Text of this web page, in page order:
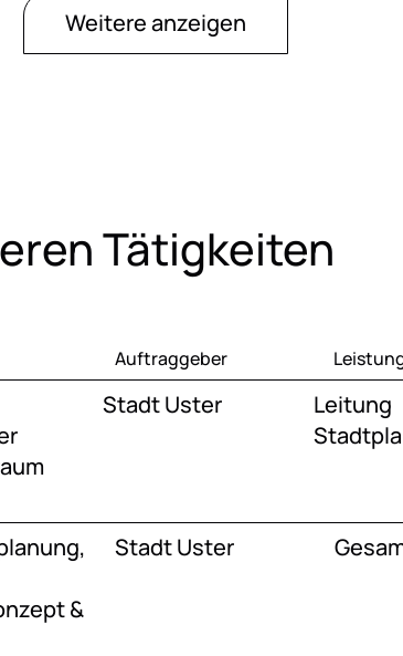
Weitere anzeigen
Tätigkeiten
Auftraggeber
Stadt Uster
Leitung
&
Stadt Uster